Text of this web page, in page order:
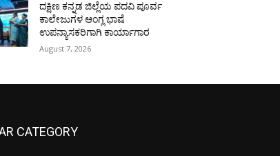
ದಕ್ಷಿಣ ಕನ್ನಡ ಜಿಲ್ಲೆಯ ಪದವಿ ಪೂರ್ವ
ಕಾಲೇಜುಗಳ ಆಂಗ್ಲ ಭಾಷೆ
ಉಪನ್ಯಾಸಕರಿಗಾಗಿ ಕಾರ್ಯಾಗಾರ
August 7, 2026
CATEGORY